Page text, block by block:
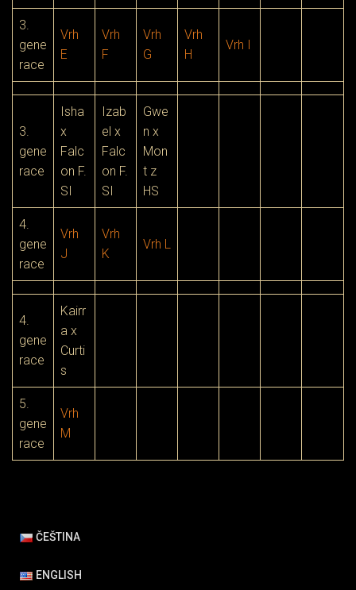
3.
gene
race
Vrh
E
Vrh
F
Vrh
G
Vrh
H
Vrh I
3.
gene
race
Isha
x
Falc
on F.
SI
Izab
el x
Falc
on F.
SI
Gwe
n x
Mon
t z
HS
4.
gene
race
Vrh
J
Vrh
K
Vrh L
4.
gene
race
Kairr
a x
Curti
s
5.
gene
race
Vrh
M
ČEŠTINA
ENGLISH